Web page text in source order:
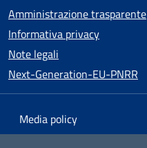
Amministrazione trasparente
Informativa privacy
Note legali
Next-Generation-EU-PNRR
Media policy